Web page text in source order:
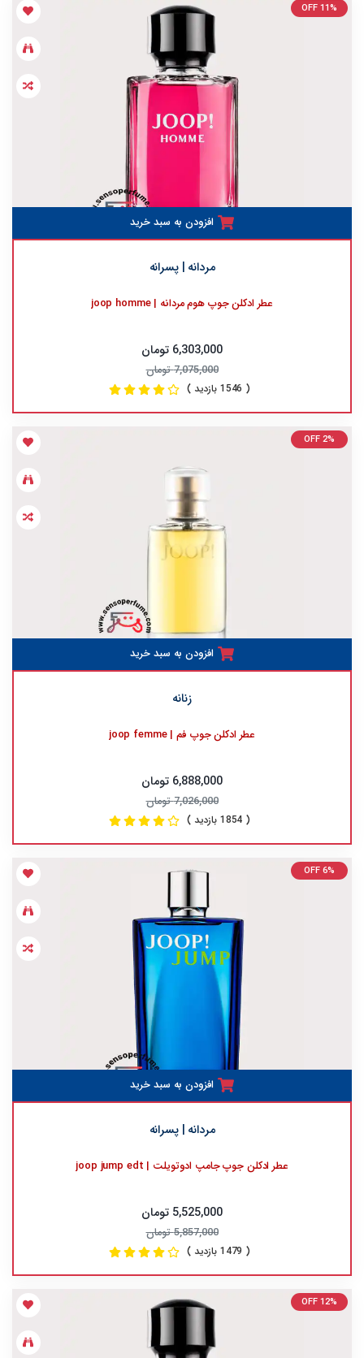
OFF 11%
افزودن به سبد خرید
مردانه | پسرانه
عطر ادکلن جوپ هوم مردانه | joop homme
6,303,000 تومان
7,075,000 تومان
( 1546 بازدید )
OFF 2%
افزودن به سبد خرید
زنانه
عطر ادکلن جوپ فم | joop femme
6,888,000 تومان
7,026,000 تومان
( 1854 بازدید )
OFF 6%
افزودن به سبد خرید
مردانه | پسرانه
عطر ادکلن جوپ جامپ ادوتویلت | joop jump edt
5,525,000 تومان
5,857,000 تومان
( 1479 بازدید )
OFF 12%